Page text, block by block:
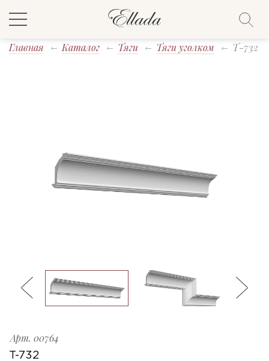
Главная Каталог Тяги Тяги уголком T-732
Арт. 00764
T-732